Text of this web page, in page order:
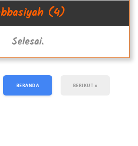
(4)
Selesai.
BERANDA BERIKUT »